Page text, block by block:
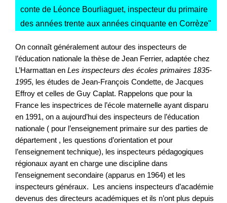
conte de Léonce Bourliaguet, inspecteur du primaire
des années trente aux années cinquante en Corrèze"
On connaît généralement autour des inspecteurs de
l’éducation nationale la thèse de Jean Ferrier, adaptée chez
L’Harmattan en Les inspecteurs des écoles primaires 1835-
1995, les études de Jean-François Condette, de Jacques
Effroy et celles de Guy Caplat. Rappelons que pour la
France les inspectrices de l’école maternelle ayant disparu
en 1991, on a aujourd’hui des inspecteurs de l’éducation
nationale ( pour l’enseignement primaire sur des parties de
département , les questions d’orientation et pour
l’enseignement technique), les inspecteurs pédagogiques
régionaux ayant en charge une discipline dans
l’enseignement secondaire (apparus en 1964) et les
inspecteurs généraux. Les anciens inspecteurs d’académie
devenus des directeurs académiques et ils n’ont plus depuis